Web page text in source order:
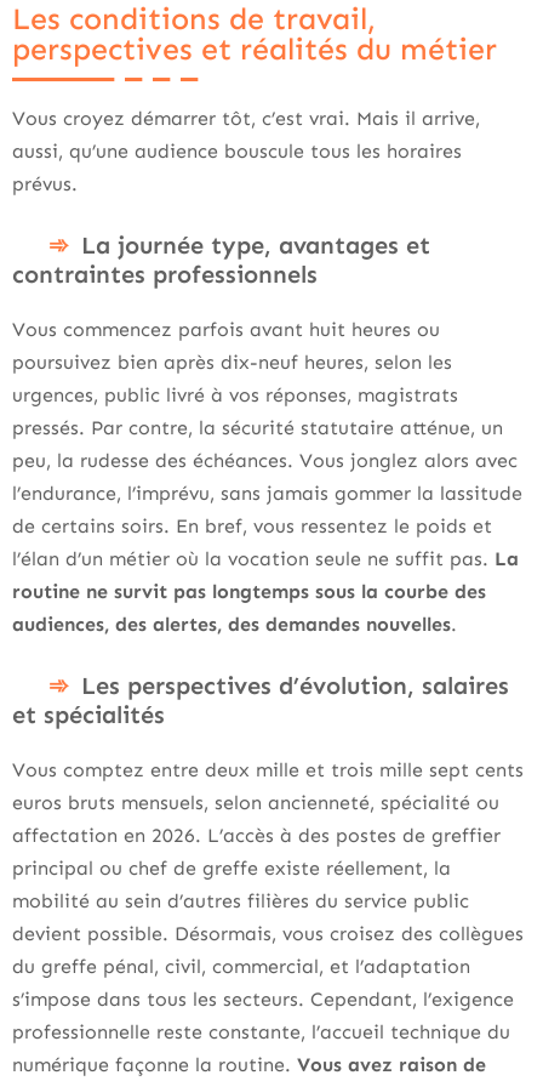
Les conditions de travail,
perspectives et réalités du métier
Vous croyez démarrer tôt, c’est vrai. Mais il arrive,
aussi, qu’une audience bouscule tous les horaires
prévus.
La journée type, avantages et
contraintes professionnels
Vous commencez parfois avant huit heures ou
poursuivez bien après dix-neuf heures, selon les
urgences, public livré à vos réponses, magistrats
pressés. Par contre, la sécurité statutaire atténue, un
peu, la rudesse des échéances. Vous jonglez alors avec
l’endurance, l’imprévu, sans jamais gommer la lassitude
de certains soirs. En bref, vous ressentez le poids et
l’élan d’un métier où la vocation seule ne suffit pas. La
routine ne survit pas longtemps sous la courbe des
audiences, des alertes, des demandes nouvelles.
Les perspectives d’évolution, salaires
et spécialités
Vous comptez entre deux mille et trois mille sept cents
euros bruts mensuels, selon ancienneté, spécialité ou
affectation en 2026. L’accès à des postes de greffier
principal ou chef de greffe existe réellement, la
mobilité au sein d’autres filières du service public
devient possible. Désormais, vous croisez des collègues
du greffe pénal, civil, commercial, et l’adaptation
s’impose dans tous les secteurs. Cependant, l’exigence
professionnelle reste constante, l’accueil technique du
numérique façonne la routine. Vous avez raison de